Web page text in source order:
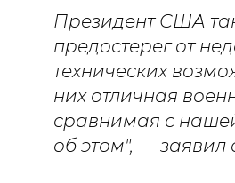
Президент США
предостерег от
технических
них отличная
сравнимая с
об этом", — заявил